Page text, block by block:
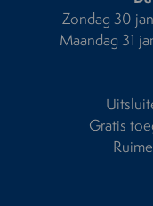
Zondag 30
Maandag 31
Gratis